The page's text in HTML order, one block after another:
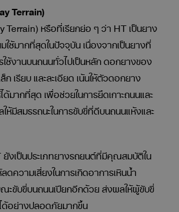
Terrain)
หรือที่เรียกย่อ ๆ ว่า HT เป็นยาง
ใช้มากที่สุดในปัจจุบัน เนื่องจากเป็นยางที่
ช้งานบนถนนทั่วไปเป็นหลัก ดอกยางของ
ก เรียบ และละเอียด เน้นให้ตัวดอกยาง
มากที่สุด เพื่อช่วยในการยึดเกาะถนนและ
ห้มีสมรรถนะในการขับขี่ที่ดีบนถนนแห้งและ
งเป็นประเภทยางรถยนต์ที่มีคุณสมบัติใน
ดความเสี่ยงในการเกิดอาการเหินน้ำ
ะขับขี่บนถนนเปียกอีกด้วย ส่งผลให้ผู้ขับขี่
อย่างปลอดภัยมากขึ้น